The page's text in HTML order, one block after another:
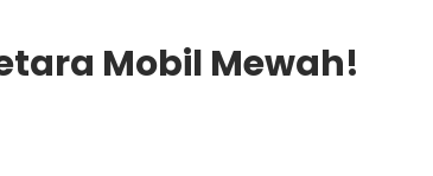
Mobil Mewah!